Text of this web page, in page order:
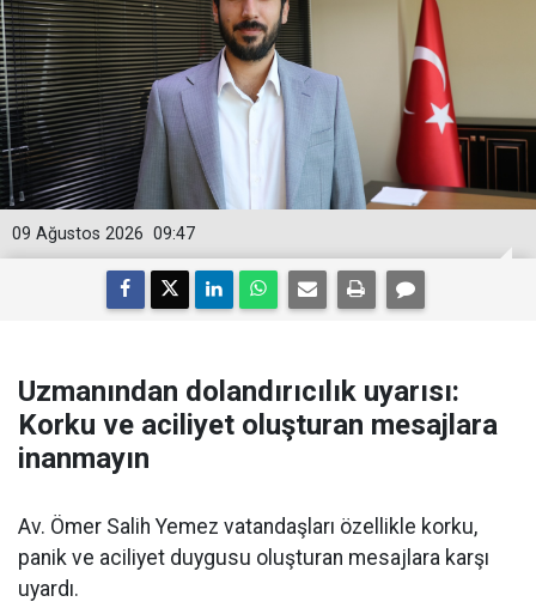
09:47
09 Ağustos 2026
Uzmanından dolandırıcılık uyarısı:
Korku ve aciliyet oluşturan mesajlara
inanmayın
Av. Ömer Salih Yemez vatandaşları özellikle korku,
panik ve aciliyet duygusu oluşturan mesajlara karşı
uyardı.